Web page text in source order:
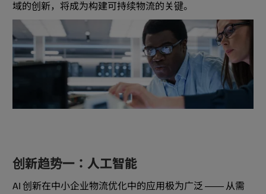
域的创新，将成为构建可持续物流的关键。
创新趋势一：人工智能
AI 创新在中小企业物流优化中的应用极为广泛 —— 从需